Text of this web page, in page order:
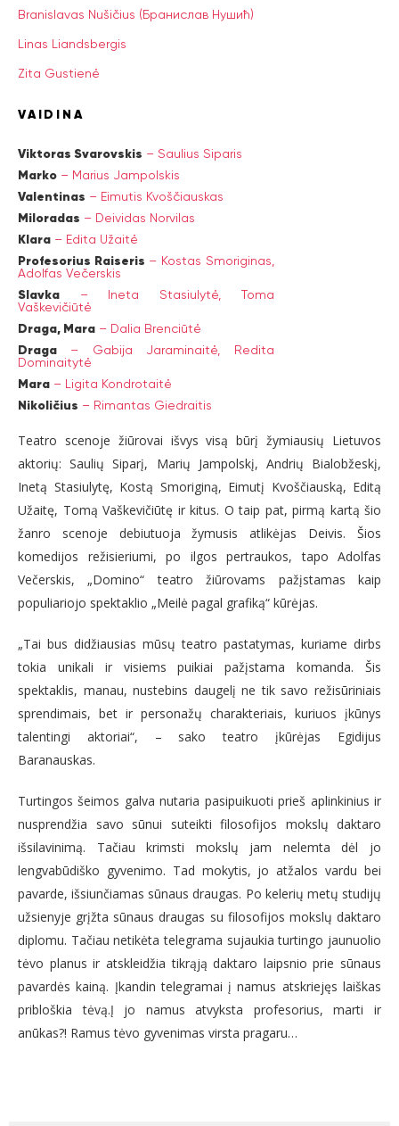
Branislavas Nušičius (Бранислав Нушић)
Linas Liandsbergis
Zita Gustienė
VAIDINA
Viktoras Svarovskis – Saulius Siparis
Marko – Marius Jampolskis
Valentinas – Eimutis Kvoščiauskas
Miloradas – Deividas Norvilas
Klara – Edita Užaitė
Profesorius Raiseris – Kostas Smoriginas,
Adolfas Večerskis
Slavka – Ineta Stasiulytė, Toma
Vaškevičiūtė
Draga, Mara – Dalia Brenciūtė
Draga – Gabija Jaraminaitė, Redita
Dominaitytė
Mara – Ligita Kondrotaitė
Nikoličius – Rimantas Giedraitis
Teatro scenoje žiūrovai išvys visą būrį žymiausių Lietuvos
aktorių: Saulių Siparį, Marių Jampolskį, Andrių Bialobžeskį,
Inetą Stasiulytę, Kostą Smoriginą, Eimutį Kvoščiauską, Editą
Užaitę, Tomą Vaškevičiūtę ir kitus. O taip pat, pirmą kartą šio
žanro scenoje debiutuoja žymusis atlikėjas Deivis. Šios
komedijos režisieriumi, po ilgos pertraukos, tapo Adolfas
Večerskis, „Domino“ teatro žiūrovams pažįstamas kaip
populiariojo spektaklio „Meilė pagal grafiką“ kūrėjas.
„Tai bus didžiausias mūsų teatro pastatymas, kuriame dirbs
tokia unikali ir visiems puikiai pažįstama komanda. Šis
spektaklis, manau, nustebins daugelį ne tik savo režisūriniais
sprendimais, bet ir personažų charakteriais, kuriuos įkūnys
talentingi aktoriai“, – sako teatro įkūrėjas Egidijus
Baranauskas.
Turtingos šeimos galva nutaria pasipuikuoti prieš aplinkinius ir
nusprendžia savo sūnui suteikti filosofijos mokslų daktaro
išsilavinimą. Tačiau krimsti mokslų jam nelemta dėl jo
lengvabūdiško gyvenimo. Tad mokytis, jo atžalos vardu bei
pavarde, išsiunčiamas sūnaus draugas. Po kelerių metų studijų
užsienyje grįžta sūnaus draugas su filosofijos mokslų daktaro
diplomu. Tačiau netikėta telegrama sujaukia turtingo jaunuolio
tėvo planus ir atskleidžia tikrąją daktaro laipsnio prie sūnaus
pavardės kainą. Įkandin telegramai į namus atskriejęs laiškas
pribloškia tėvą.Į jo namus atvyksta profesorius, marti ir
anūkas?! Ramus tėvo gyvenimas virsta pragaru…